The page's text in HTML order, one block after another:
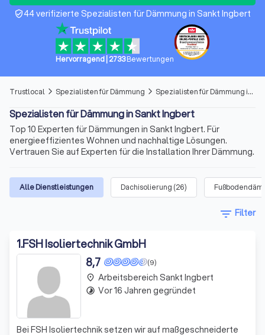
verified_user44 verifizierte Spezialisten für Dämmung in Sankt Ingbert
Hervorragend| 2733 Bewertungen
Trustlocal arrow_forward_ios Spezialisten für Dämmung arrow_forward_ios Spezialisten für Dämmung in Sankt Ingbert
Spezialisten für Dämmung in Sankt Ingbert
Top 10 Experten für Dämmungen in Sankt Ingbert. Für
energieeffizientes Wohnen und nachhaltige Lösungen.
Vertrauen Sie auf Experten für die Installation Ihrer Dämmung.
Alle Dienstleistungen Dachisolierung (26)
filter_list Filter
1.FSH Isoliertechnik GmbH
(9)
8,7
Bei FSH Isoliertechnik setzen wir auf maßgeschneiderte
place Arbeitsbereich Sankt Ingbert
timelapse Vor 16 Jahren gegründet